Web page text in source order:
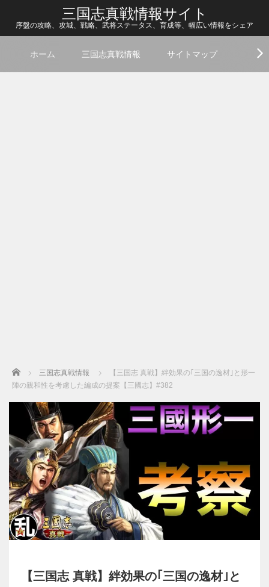
三国志真戦情報サイト
序盤の攻略、攻城、戦略、武将ステータス、育成等、幅広い情報をシェア
ホーム 三国志真戦情報 サイトマップ
Home 三国志真戦情報
【三国志 真戦】絆効果の｢三国の逸材｣と形一
陣の親和性を考慮した編成の提案【三國志】#382
【三国志 真戦】絆効果の｢三国の逸材｣と